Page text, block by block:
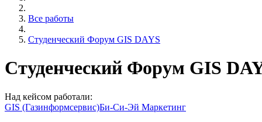
Все работы
Студенческий Форум GIS DAYS
Студенческий Форум GIS
Над кейсом работали:
GIS (Газинформсервис)Би-Си-Эй Маркетинг